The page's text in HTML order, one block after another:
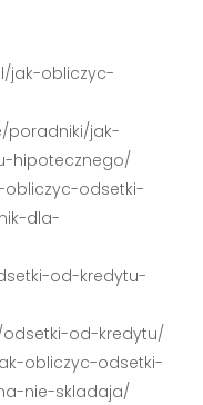
jak-obliczyc-
poradniki/jak-
hipotecznego/
obliczyc-odsetki-
dla-
od-kredytu-
odsetki-od-kredytu/
obliczyc-odsetki-
nie-skladaja/